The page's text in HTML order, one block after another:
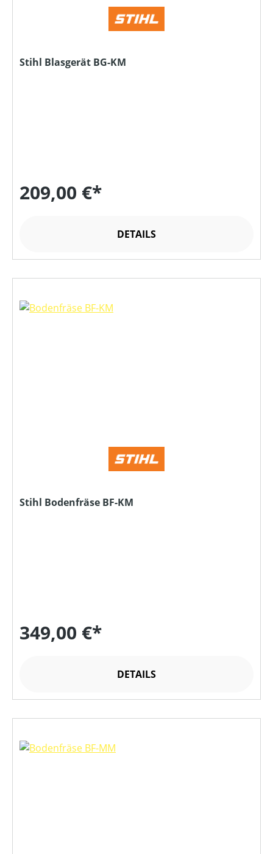
Stihl Blasgerät BG-KM
209,00 €*
DETAILS
Stihl Bodenfräse BF-KM
349,00 €*
DETAILS